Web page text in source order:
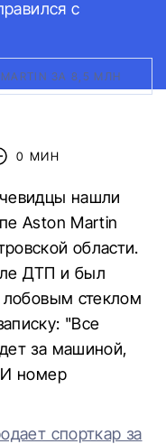
с
ЗА 8,5 МЛН
0 МИН
нашли
Aston Martin
области.
ДТП и был
лобовым стеклом
"Все
за машиной,
И номер
спорткар за